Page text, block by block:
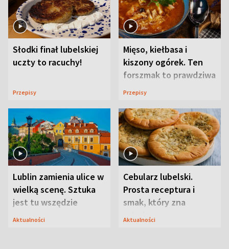
Słodki finał lubelskiej
uczty to racuchy!
Przepisy
Mięso, kiełbasa i
kiszony ogórek. Ten
forszmak to prawdziwa
uczta
Przepisy
Lublin zamienia ulice w
wielką scenę. Sztuka
jest tu wszędzie
Aktualności
Cebularz lubelski.
Prosta receptura i
smak, który zna
Lubelszczyzna
Aktualności